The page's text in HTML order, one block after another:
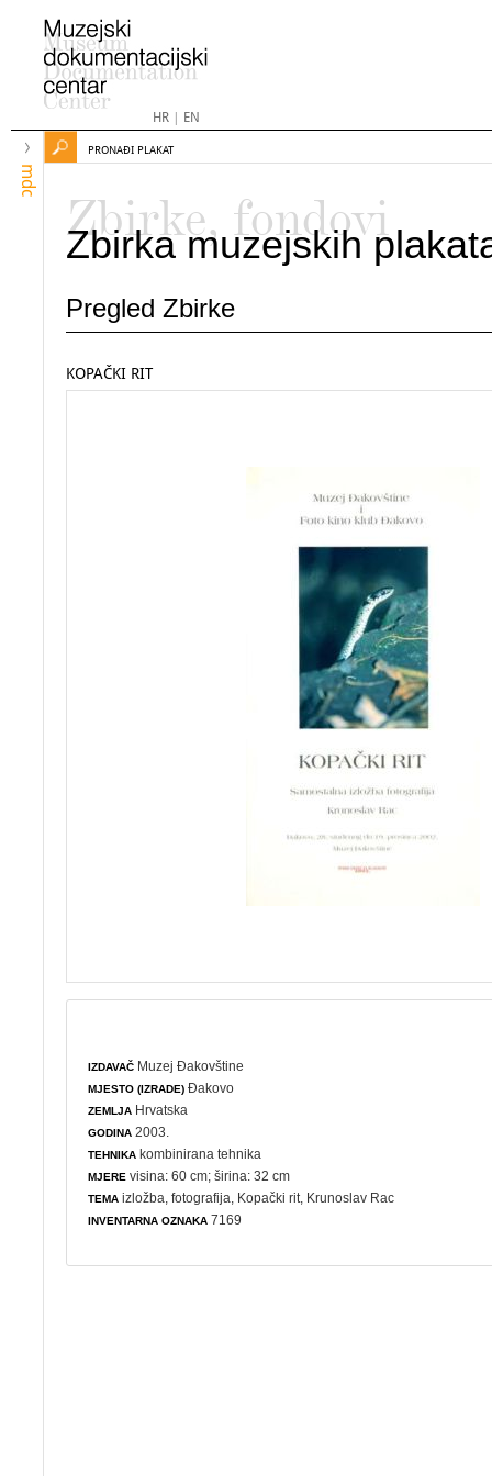
HR| EN
mdc
PRONAĐI PLAKAT
Zbirke, fondovi
Zbirka muzejskih
Pregled Zbirke
KOPAČKI RIT
IZDAVAČ Muzej Đakovštine
MJESTO (IZRADE) Đakovo
ZEMLJA Hrvatska
GODINA 2003.
TEHNIKA kombinirana tehnika
MJERE visina: 60 cm; širina: 32 cm
TEMA izložba ,fotografija , Kopački rit, Krunoslav Rac
INVENTARNA OZNAKA 7169